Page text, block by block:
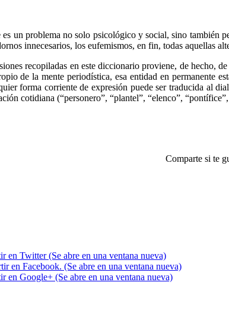
un problema no solo psicológico y social, sino también
innecesarios, los eufemismos, en fin, todas aquellas
recopiladas en este diccionario proviene, de hecho,
de la mente periodística, esa entidad en permanente
forma corriente de expresión puede ser traducida al
cotidiana (“personero”, “plantel”, “elenco”,
Comparte si te
en Twitter (Se abre en una ventana nueva)
en Facebook. (Se abre en una ventana nueva)
en Google+ (Se abre en una ventana nueva)